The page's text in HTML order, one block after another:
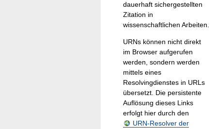
dauerhaft sichergestellten
Zitation in
wissenschaftlichen Arbeiten.
URNs können nicht direkt
im Browser aufgerufen
werden, sondern werden
mittels eines
Resolvingdienstes in URLs
übersetzt. Die persistente
Auflösung dieses Links
erfolgt hier durch den
URN-Resolver der